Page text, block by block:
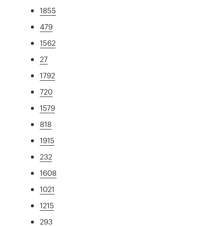
1855
479
1562
27
1792
720
1579
818
1915
232
1608
1021
1215
293